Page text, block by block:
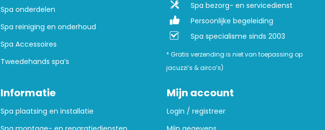
Spa onderdelen
Spa reiniging en onderhoud
Spa Accessoires
Tweedehands spa’s
Spa bezorg- en servicedienst
Persoonlijke begeleiding
Spa specialisme sinds 2003
* Gratis verzending is niet van toepassing op
jacuzzi’s & airco’s)
Informatie
Spa plaatsing en installatie
Mijn account
Login / registreer